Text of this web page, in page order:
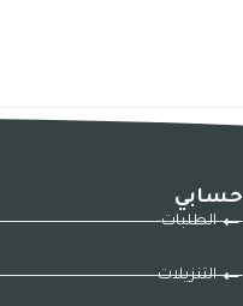
حسابي
الطلبات
التنزيلات